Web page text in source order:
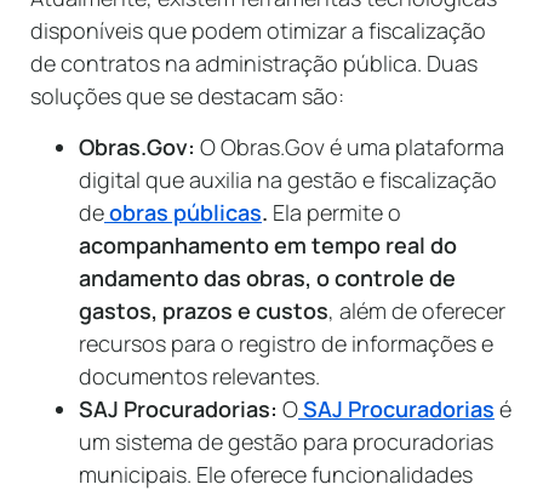
disponíveis que podem otimizar a fiscalização
de contratos na administração pública. Duas
soluções que se destacam são:
Obras.Gov: O Obras.Gov é uma plataforma
digital que auxilia na gestão e fiscalização
deobras públicas. Ela permite o
acompanhamento em tempo real do
andamento das obras, o controle de
gastos, prazos e custos, além de oferecer
recursos para o registro de informações e
documentos relevantes.
SAJ Procuradorias: OSAJ Procuradorias é
um sistema de gestão para procuradorias
municipais. Ele oferece funcionalidades